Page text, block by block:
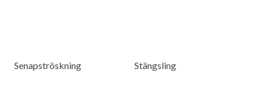
Senapströskning Stängsling